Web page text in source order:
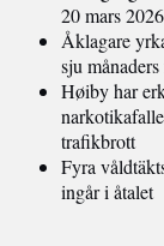
20 mars 2026
Åklagare
sju
Høiby har
trafikbrott
Fyra
ingår i åtalet